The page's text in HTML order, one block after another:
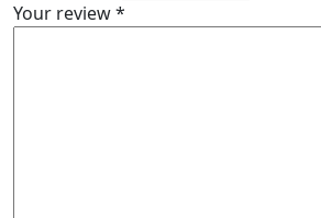
Your review*